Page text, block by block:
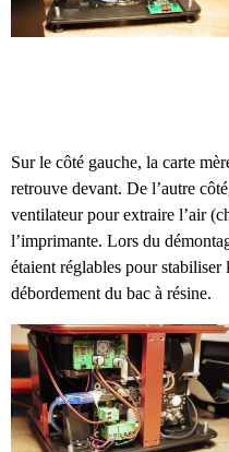
Sur le côté gauche, la carte
retrouve devant. De l’autre
ventilateur pour extraire l’air
l’imprimante. Lors du
étaient réglables pour stabiliser
débordement du bac à résine.